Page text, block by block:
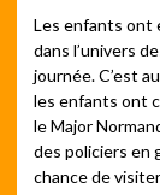
Les enfants ont
dans l’univers
journée. C’est
les enfants ont
le Major
des policiers en
chance de